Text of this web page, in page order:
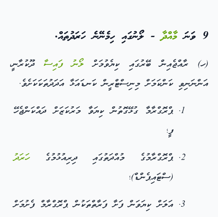
9 ވަނަ މާއްދާ- ލޯނުގައި ހިމެނޭނެ ހަރަދުތައް.
(ހ) ރާއްޖެއިން ބޭރުގައި ކިޔެވުމަށް ލޯނު ފައިސާ ދޫކުރާނީ،
އަންނަނިވި ކަންކަމަށް މިނިސްޓްރީން ކަނޑައަޅާ އަދަދުތަކަކަށެވެ.
ޕްރޮގްރާމާ ގުޅޭގޮތުން ކިޔަވާ މަރުކަޒަށް ދައްކަންޖެހޭ
ފީ؛
ޕްރޮގްރާމުގެ މުއްދަތުގައި ދިރިއުޅުމުގެހަރަދު
(ސްޓައިޕެންޑް)؛
އަލަށް ކިޔަވަން ފަށާ ފަރާތްތަކުން ޕްރޮގްރާމް ފެށުމަށް